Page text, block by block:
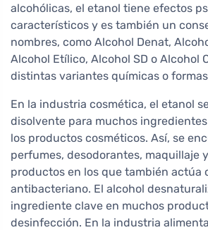
alcohólicas, el etanol tiene efectos
característicos y es también un
nombres, como Alcohol Denat,
Alcohol Etílico, Alcohol SD o Alcohol
distintas variantes químicas o
En la industria cosmética, el etanol
disolvente para muchos
los productos cosméticos. Así, se
perfumes, desodorantes, maquillaje
productos en los que también actúa
antibacteriano. El alcohol
ingrediente clave en muchos
desinfección. En la industria